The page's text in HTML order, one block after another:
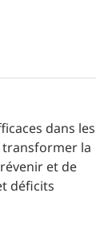
dans les
transformer la
et de
déficits